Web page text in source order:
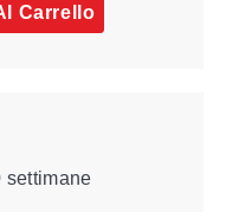
Carrello
settimane